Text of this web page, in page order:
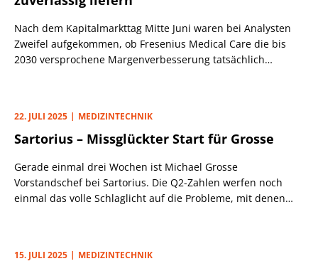
Nach dem Kapitalmarkttag Mitte Juni waren bei Analysten
Zweifel aufgekommen, ob Fresenius Medical Care die bis
2030 versprochene Margenverbesserung tatsächlich
22. JULI 2025 MEDIZINTECHNIK
Sartorius – Missglückter Start für Grosse
Gerade einmal drei Wochen ist Michael Grosse
Vorstandschef bei Sartorius. Die Q2-Zahlen werfen noch
einmal das volle Schlaglicht auf die Probleme, mit denen
15. JULI 2025 MEDIZINTECHNIK